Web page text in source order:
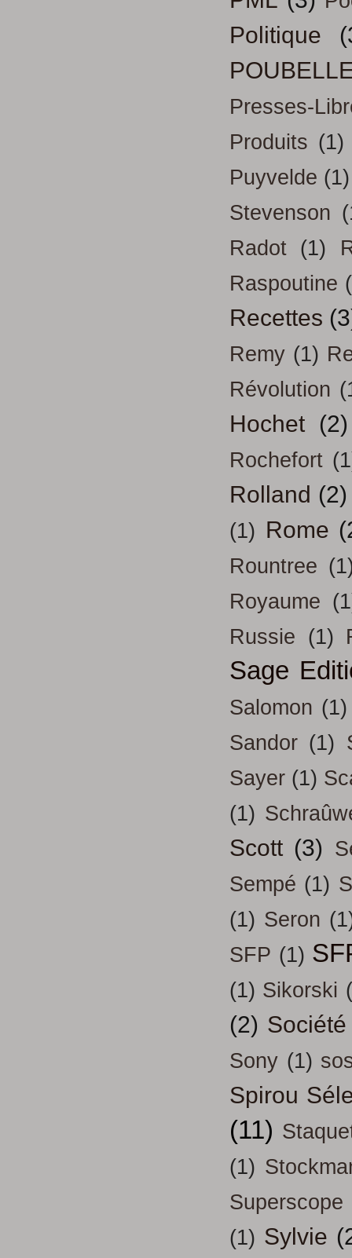
Politique
Presses-
Produits (1)
Puyvelde (1)
Stevenson
Radot (1)
Raspoutine
Recettes
Remy (1)
Révolution
Hochet (2)
Rochefort
Rolland (2)
(1) Rome
Rountree
Royaume
Russie (1)
Sage
Salomon (1)
Sandor (1)
Sayer (1)
(1)
Scott (3)
Sempé (1)
(1) Seron
SFP (1)
(1) Sikorski
(2) Société
Sony (1)
Spirou
(11)
(1)
Superscope
(1) Sylvie